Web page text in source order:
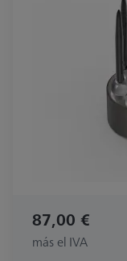
87,00 €
más el IVA